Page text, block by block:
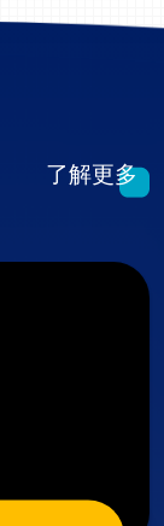
跟惱人的耳
治療後，
果日報了解更多